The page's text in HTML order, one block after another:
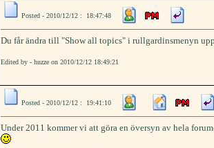
Posted - 2010/12/12 : 18:47:48
Du får ändra till "Show all topics" i rullgardinsmenyn
Edited by - huzze on 2010/12/12 18:49:21
Posted - 2010/12/12 : 19:41:10
Under 2011 kommer vi att göra en översyn av hela